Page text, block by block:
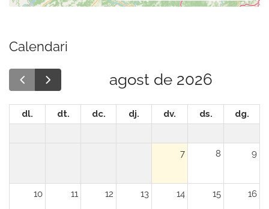
Calendari
agost de 2026
dl. dt. dc. dj. dv. ds. dg.
7 8 9
10 11 12 13 14 15 16